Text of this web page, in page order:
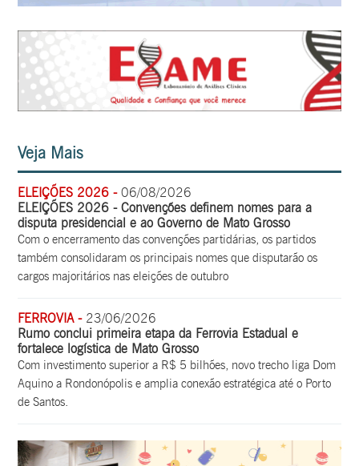
Veja Mais
ELEIÇÕES 2026 -06/08/2026
ELEIÇÕES 2026 - Convenções definem nomes para a
disputa presidencial e ao Governo de Mato Grosso
Com o encerramento das convenções partidárias, os partidos
também consolidaram os principais nomes que disputarão os
cargos majoritários nas eleições de outubro
FERROVIA -23/06/2026
Rumo conclui primeira etapa da Ferrovia Estadual e
fortalece logística de Mato Grosso
Com investimento superior a R$ 5 bilhões, novo trecho liga Dom
Aquino a Rondonópolis e amplia conexão estratégica até o Porto
de Santos.